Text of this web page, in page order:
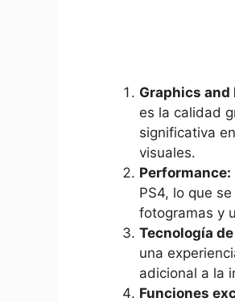
Graphics ‌and
es la calidad
significativa
visuales.
Performance:
PS4, lo que
⁣fotogramas⁢ y
Tecnología
una
adicional a la⁣
Funciones